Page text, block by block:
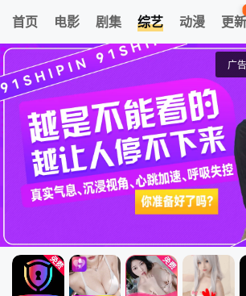
首页 电影 剧集 综艺 动漫 更新
我的观影记录
隐藏的歌手第八季
清空